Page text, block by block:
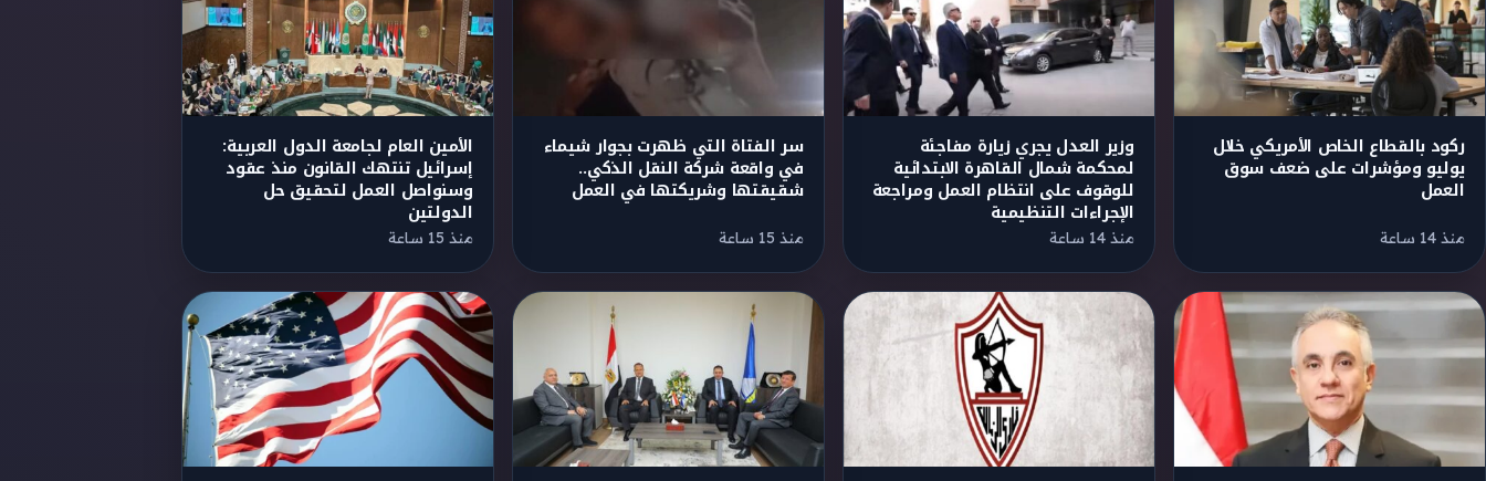
ركود بالقطاع الخاص الأمريكي خلال
يوليو ومؤشرات على ضعف سوق
العمل
منذ 14 ساعة
وزير العدل يجري زيارة مفاجئة
لمحكمة شمال القاهرة الابتدائية
للوقوف على انتظام العمل ومراجعة
الإجراءات التنظيمية
منذ 14 ساعة
سر الفتاة التي ظهرت بجوار شيماء
في واقعة شركة النقل الذكي..
شقيقتها وشريكتها في العمل
منذ 15 ساعة
الأمين العام لجامعة الدول العربية:
إسرائيل تنتهك القانون منذ عقود
وسنواصل العمل لتحقيق حل
الدولتين
منذ 15 ساعة